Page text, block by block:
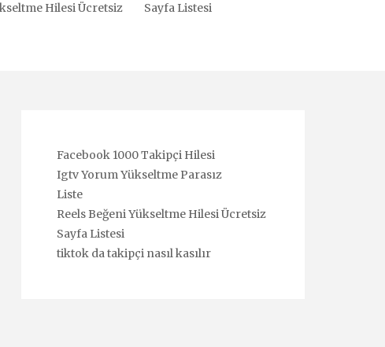
Hilesi Ücretsiz Sayfa Listesi
Facebook 1000 Takipçi Hilesi
Igtv Yorum Yükseltme Parasız
Liste
Reels Beğeni Yükseltme Hilesi Ücretsiz
Sayfa Listesi
tiktok da takipçi nasıl kasılır